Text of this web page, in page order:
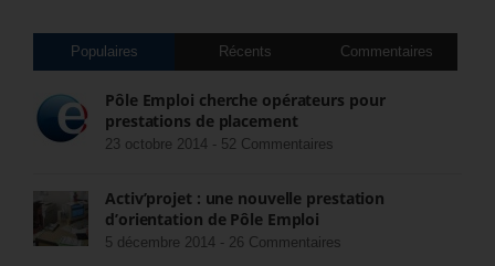
Populaires Récents Commentaires
Pôle Emploi cherche opérateurs pour
prestations de placement
23 octobre 2014 - 52 Commentaires
Activ’projet : une nouvelle prestation
d’orientation de Pôle Emploi
5 décembre 2014 - 26 Commentaires